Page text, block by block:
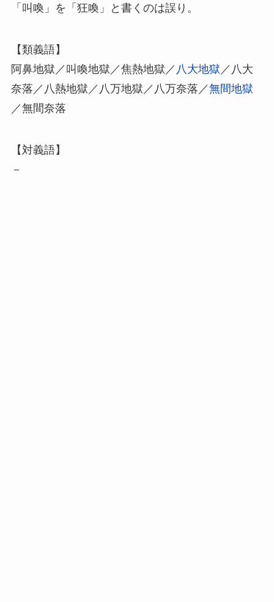
「叫喚」を「狂喚」と書くのは誤り。
【類義語】
阿鼻地獄／叫喚地獄／焦熱地獄／ 八大地獄 ／八大
奈落／八熱地獄／八万地獄／八万奈落／無間地獄
／無間奈落
【対義語】
－